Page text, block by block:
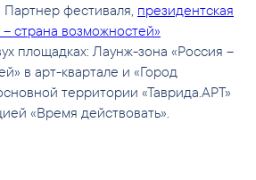
фестиваля, президентская
страна возможностей»
площадках: Лаунж-зона «Россия –
в арт-квартале и «Город
территории «Таврида.АРТ»
«Время действовать».